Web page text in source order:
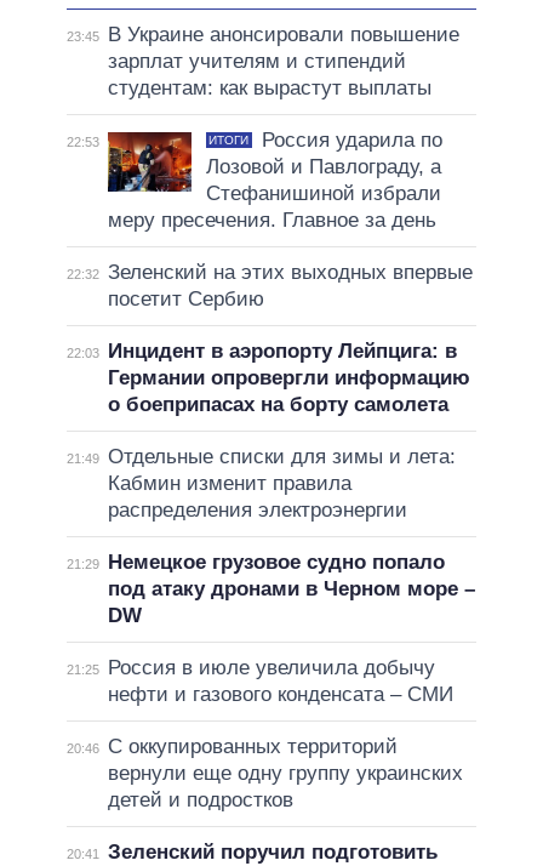
23:45
В Украине анонсировали повышение
зарплат учителям и стипендий
студентам: как вырастут выплаты
22:53 ИТОГИ
Россия ударила по
Лозовой и Павлограду, а
Стефанишиной избрали
меру пресечения. Главное за день
22:32 Зеленский на этих выходных впервые
посетит Сербию
22:03
Инцидент в аэропорту Лейпцига: в
Германии опровергли информацию
о боеприпасах на борту самолета
21:49 Отдельные списки для зимы и лета:
Кабмин изменит правила
распределения электроэнергии
21:29
Немецкое грузовое судно попало
под атаку дронами в Черном море –
DW
21:25
Россия в июле увеличила добычу
нефти и газового конденсата – СМИ
20:46
С оккупированных территорий
вернули еще одну группу украинских
детей и подростков
20:41
Зеленский поручил подготовить